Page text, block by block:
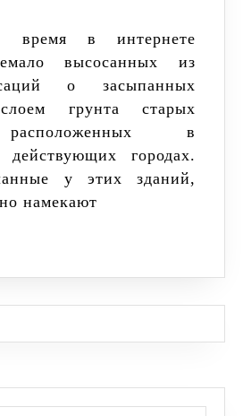
высосанных из
о засыпанных
грунта старых
в
действующих городах.
у этих зданий,
намекают